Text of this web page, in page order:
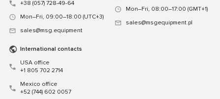
+38 (057) 728-49-64
Mon–Fri, 09:00–18:00 (UTC+3)
sales@msg.equipment
Mon–Fri, 08:00–17:00 (GMT+1)
sales@msgequipment.pl
International contacts
USA office
+1 805 702 2714
Mexico office
+52 (744) 602 0057